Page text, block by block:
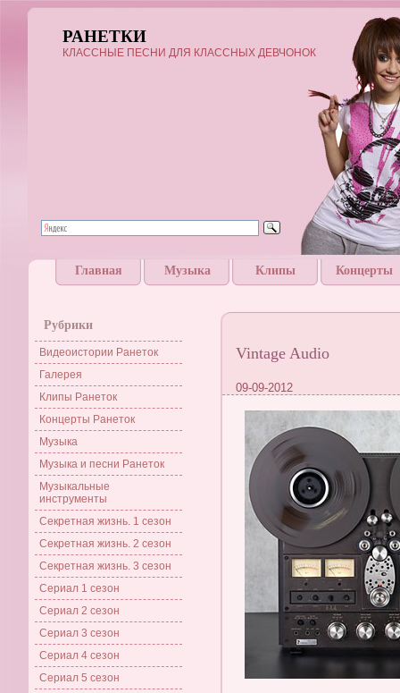
РАНЕТКИ
КЛАССНЫЕ ПЕСНИ ДЛЯ КЛАССНЫХ ДЕВЧОНОК
Главная Музыка Клипы Концерты
Рубрики
Видеоистории Ранеток
Галерея
Клипы Ранеток
Концерты Ранеток
Музыка
Музыка и песни Ранеток
Музыкальные
инструменты
Секретная жизнь. 1 сезон
Секретная жизнь. 2 сезон
Секретная жизнь. 3 сезон
Сериал 1 сезон
Сериал 2 сезон
Сериал 3 сезон
Сериал 4 сезон
Сериал 5 сезон
Vintage Audio
09-09-2012